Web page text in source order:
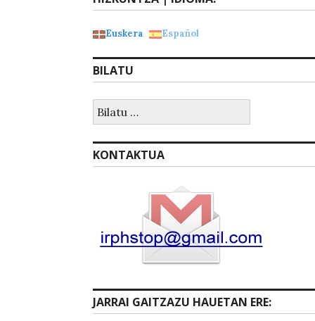
Euskera Español
BILATU
KONTAKTUA
JARRAI GAITZAZU HAUETAN ERE: